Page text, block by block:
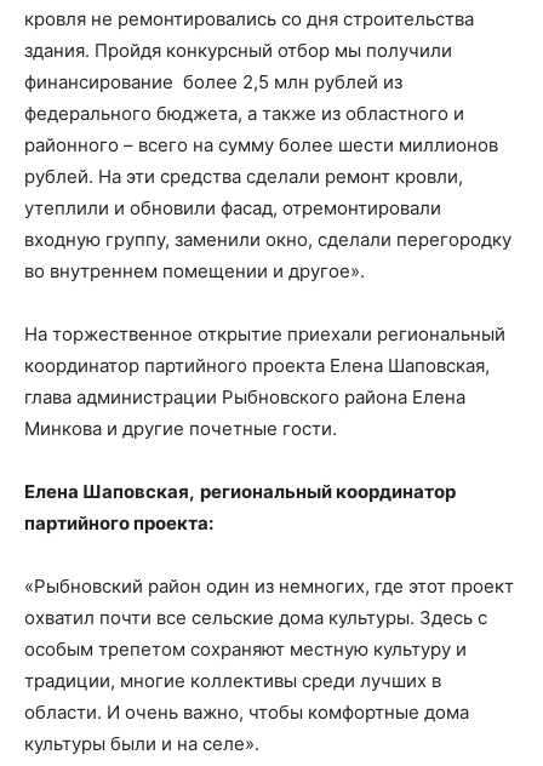
кровля не ремонтировались со дня строительства
здания. Пройдя конкурсный отбор мы получили
финансирование ­ более 2,5 млн рублей из
федерального бюджета, а также из областного и
районного – всего на сумму более шести миллионов
рублей. На эти средства сделали ремонт кровли,
утеплили и обновили фасад, отремонтировали
входную группу, заменили окно, сделали перегородку
во внутреннем помещении и другое».
На торжественное открытие приехали региональный
координатор партийного проекта Елена Шаповская,
глава администрации Рыбновского района Елена
Минкова и другие почетные гости.
Елена Шаповская, региональный координатор
партийного проекта:
«Рыбновский район один из немногих, где этот проект
охватил почти все сельские дома культуры. Здесь с
особым трепетом сохраняют местную культуру и
традиции, многие коллективы среди лучших в
области. И очень важно, чтобы комфортные дома
культуры были и на селе».